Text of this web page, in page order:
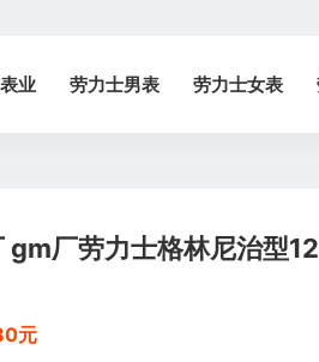
业 劳力士男表 劳力士女表
gm厂劳力士格林尼治型
元